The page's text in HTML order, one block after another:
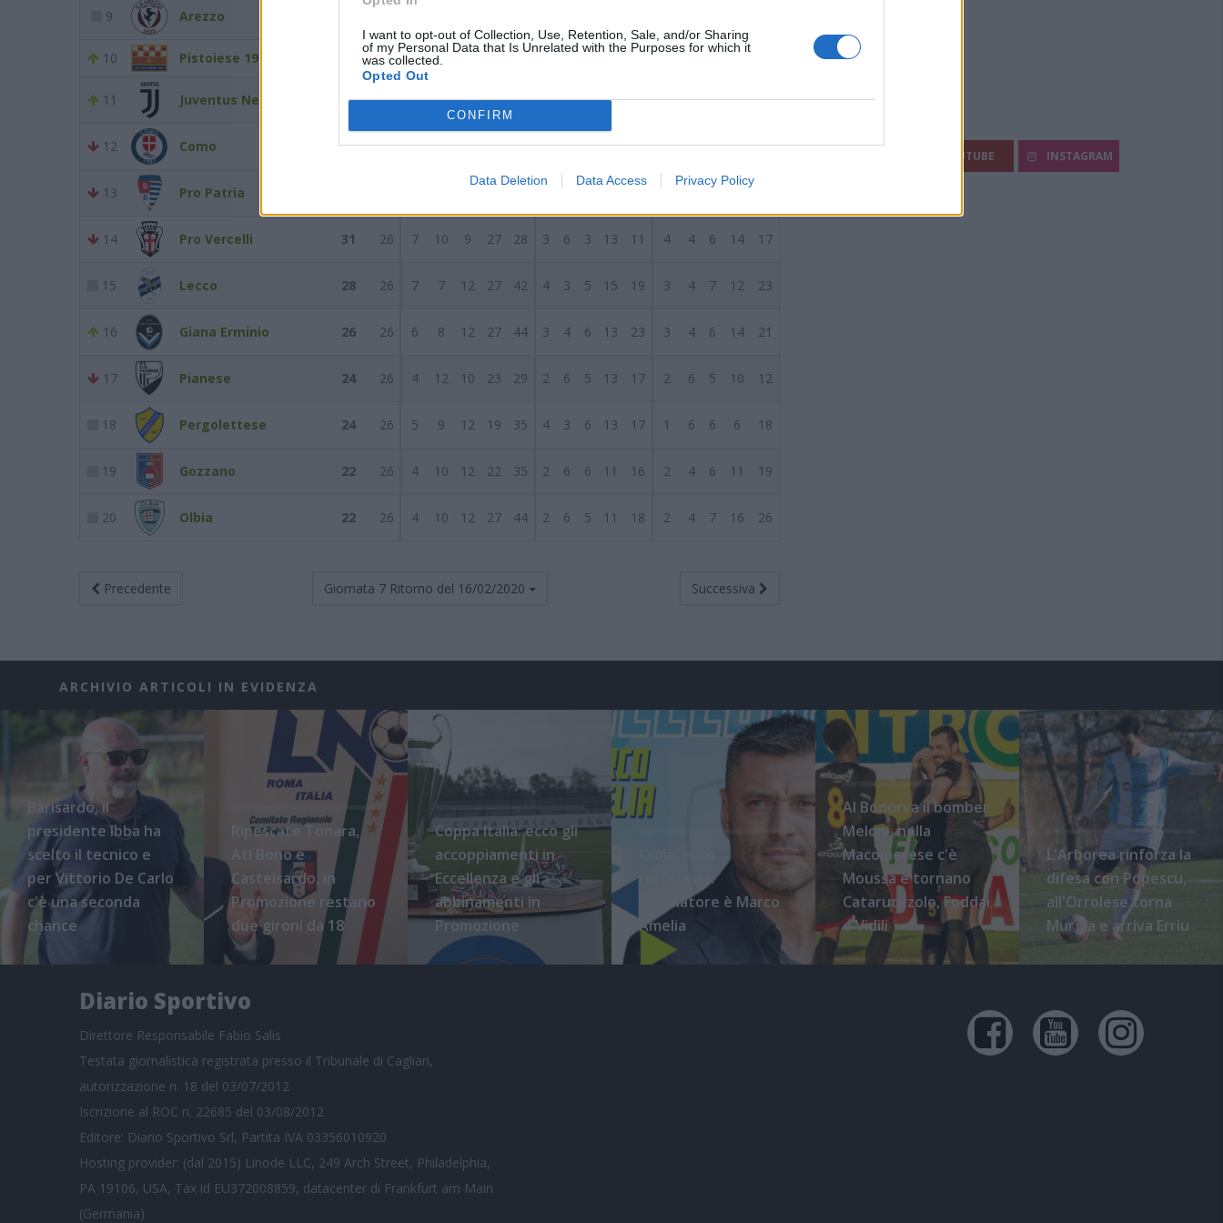
I want to opt-out of Collection, Use, Retention, Sale, and/or Sharing
of my Personal Data that Is Unrelated with the Purposes for which it
was collected.
Opted Out
CONFIRM
Data Deletion Data Access Privacy Policy
9 Arezzo
10 Pistoiese 1921 26 6 15 5 24 21 2 9 2 10 10 4 6 3 14
11 Juventus Next Gen 33 26 7 12 7 29 34 3 4 5 14 20 4 8 2 15 14
12 Como 32 26 7 11 8 28 25 5 5 4 15 12 2 6 4 13 13
13 Pro Patria 3
14 Pro Vercelli 31 26 7 10 9 27 28 3 6 3 13 11 4 4 6 14 17
15 Lecco 28 26 7 7 12 27 42 4 3 5 15 19 3 4 7 12 23
16 Giana Erminio 26 26 6 8 12 27 44 3 4 6 13 23 3 4 6 14 21
17 Pianese 24 26 4 12 10 23 29 2 6 5 13 17 2 6 5 10 12
18 Pergolettese 24 26 5 9 12 19 35 4 3 6 13 17 1 6 6 6 18
19 Gozzano 22 26 4 10 12 22 35 2 6 6 11 16 2 4 6 11 19
20 Olbia 22 26 4 10 12 27 44 2 6 5 11 18 2 4 7 16 26
Precedente Giornata 7 Ritorno del 16/02/2020 Successiva
YOUTUBE INSTAGRAM
ARCHIVIO ARTICOLI IN EVIDENZA
Barisardo, il
presidente Ibba ha
scelto il tecnico e
per Vittorio De Carlo
c'è una seconda
chance
Ripescate Tonara,
Atl Bono e
Castelsardo, in
Promozione restano
due gironi da 18
Coppa Italia: ecco gli
accoppiamenti in
Eccellenza e gli
abbinamenti in
Promozione
l'ufficialità:
l'allenatore è Marco
Amelia
Al Bonorva il bomber
Meloni, nella
Macomerese c'è
Moussa e tornano
Cataruozzolo, Foddai
e Vidili
L'Arborea rinforza la
difesa con Popescu,
all'Orrolese torna
Murgia e arriva Erriu
Diario Sportivo
Direttore Responsabile Fabio Salis
Testata giornalistica registrata presso il Tribunale di Cagliari,
autorizzazione n. 18 del 03/07/2012
Iscrizione al ROC n. 22685 del 03/08/2012
Editore: Diario Sportivo Srl, Partita IVA 03356010920
Hosting provider: (dal 2015) Linode LLC, 249 Arch Street, Philadelphia,
PA 19106, USA, Tax id EU372008859, datacenter di Frankfurt am Main
(Germania)